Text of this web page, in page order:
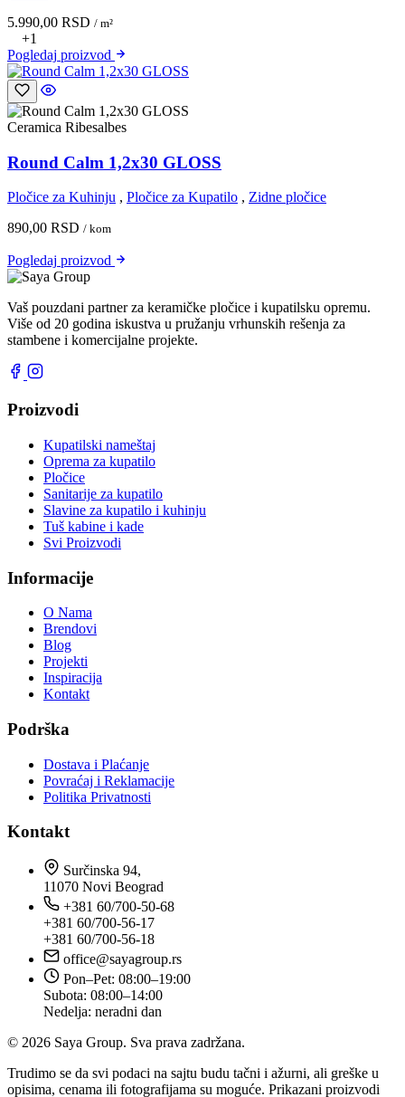
5.990,00 RSD / m²
+1
Pogledaj proizvod
Ceramica Ribesalbes
Round Calm 1,2x30 GLOSS
Pločice za Kuhinju , Pločice za Kupatilo , Zidne pločice
890,00 RSD / kom
Pogledaj proizvod
Vaš pouzdani partner za keramičke pločice i kupatilsku opremu.
Više od 20 godina iskustva u pružanju vrhunskih rešenja za
stambene i komercijalne projekte.
Proizvodi
Kupatilski nameštaj
Oprema za kupatilo
Pločice
Sanitarije za kupatilo
Slavine za kupatilo i kuhinju
Tuš kabine i kade
Svi Proizvodi
Informacije
O Nama
Brendovi
Blog
Projekti
Inspiracija
Kontakt
Podrška
Dostava i Plaćanje
Povraćaj i Reklamacije
Politika Privatnosti
Kontakt
Surčinska 94,
11070 Novi Beograd
+381 60/700-50-68
+381 60/700-56-17
+381 60/700-56-18
office@sayagroup.rs
Pon–Pet: 08:00–19:00
Subota: 08:00–14:00
Nedelja: neradni dan
© 2026 Saya Group. Sva prava zadržana.
Trudimo se da svi podaci na sajtu budu tačni i ažurni, ali greške u
opisima, cenama ili fotografijama su moguće. Prikazani proizvodi